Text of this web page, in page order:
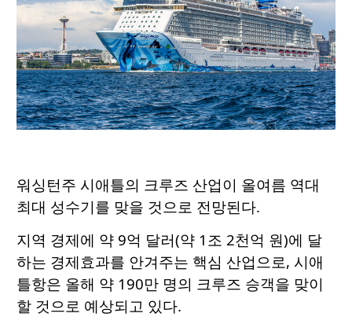
워싱턴주 시애틀의 크루즈 산업이 올여름 역대
최대 성수기를 맞을 것으로 전망된다.
지역 경제에 약 9억 달러(약 1조 2천억 원)에 달
하는 경제효과를 안겨주는 핵심 산업으로, 시애
틀항은 올해 약 190만 명의 크루즈 승객을 맞이
할 것으로 예상되고 있다.